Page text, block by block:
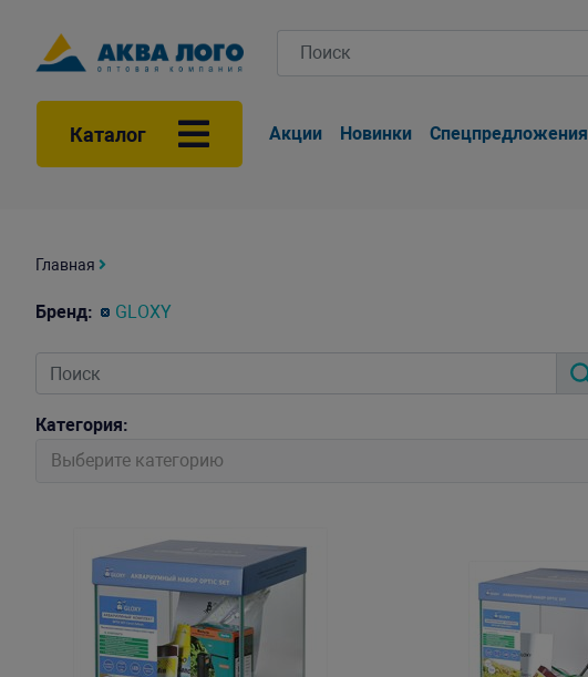
Каталог Акции Новинки Спецпредложения
Главная
Бренд: GLOXY
Категория:
Выберите категорию